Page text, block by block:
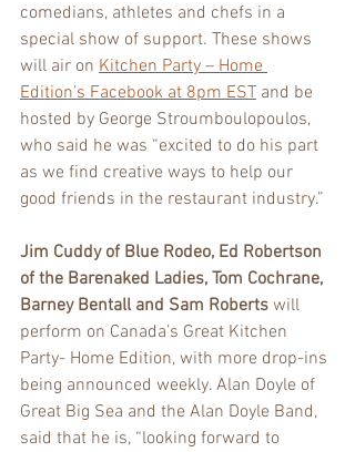
comedians, athletes and chefs in a
special show of support. These shows
will air on Kitchen Party – Home
Edition’s Facebook at 8pm EST and be
hosted by George Stroumboulopoulos,
who said he was “excited to do his part
as we find creative ways to help our
good friends in the restaurant industry.”
Jim Cuddy of Blue Rodeo, Ed Robertson
of the Barenaked Ladies, Tom Cochrane,
Barney Bentall and Sam Roberts will
perform on Canada’s Great Kitchen
Party- Home Edition, with more drop-ins
being announced weekly. Alan Doyle of
Great Big Sea and the Alan Doyle Band,
said that he is, “looking forward to